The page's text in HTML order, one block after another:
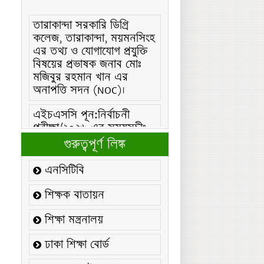
কলেজ, তারাকান্দা, ময়মনসিংহ
এর তথ্য ও যোগাযোগ প্রযুক্তি
বিষয়ের প্রভাষক জনাব মোঃ
মজিবুর রহমান খান এর
অনাপত্তি সদন (NOC)।
পরীক্ষা/২০২৬ এর সময়সূচীঃ
এইচএসসি (বিএমটি) ফরম
পূরণ/২০২৬ বিজ্ঞপ্তিঃ
এইচএসসি ফরম/২০২৬ পূরণ
বিজ্ঞপ্তিঃ
২১ ফেব্রুয়ারি/২০২৬ ইং
তারিখে “শহিদ দিবস ও
আন্তর্জাতিক মাতৃভাষা
দিবস-২০২৬ উদযাপন
গুরুত্বপূর্ণ লিঙ্ক
এনসিটিবি
শিক্ষক বাতায়ন
শিক্ষা মন্ত্রনালয়
ঢাকা শিক্ষা বোর্ড